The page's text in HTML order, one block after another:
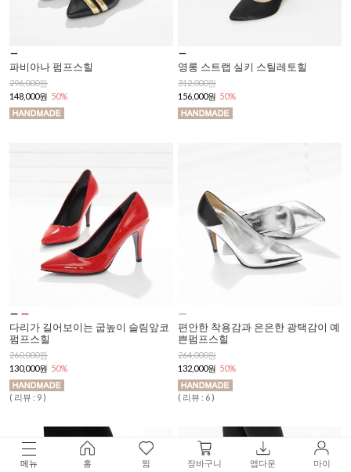
파비아나 펌프스힐
296,000원
148,000원 50%
영롱 스트랩 실키 스틸레토힐
312,000원
156,000원 50%
다리가 길어보이는 굽높이 슬림앞코
펌프스힐
260,000원
130,000원 50%
( 리뷰 : 9 )
편안한 착용감과 은은한 광택감이 예
쁜펌프스힐
264,000원
132,000원 50%
( 리뷰 : 6 )
메뉴 홈 찜 장바구니 앱다운 마이